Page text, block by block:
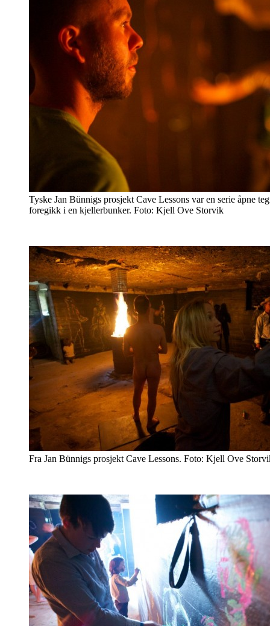
Tyske Jan Bünnigs prosjekt Cave Lessons var en serie åpne
foregikk i en kjellerbunker. Foto: Kjell Ove Storvik
Fra Jan Bünnigs prosjekt Cave Lessons. Foto: Kjell Ove